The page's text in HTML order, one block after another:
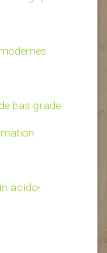
bas grade
acido-